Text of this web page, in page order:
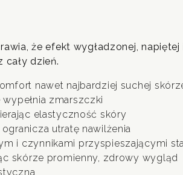
że efekt wygładzonej, napiętej
cały dzień.
nawet najbardziej suchej
zmarszczki
elastyczność skóry
utratę nawilżenia
i czynnikami przyspieszającymi
skórze promienny, zdrowy wygląd